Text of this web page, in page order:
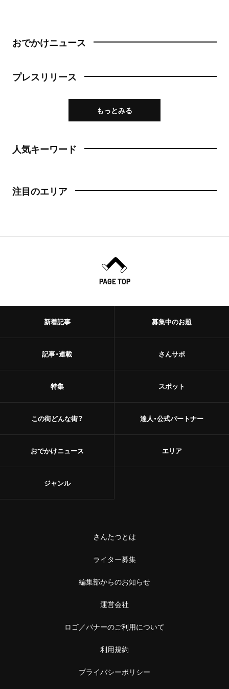
おでかけニュース
プレスリリース
もっとみる
人気キーワード
注目のエリア
PAGE TOP
新着記事
記事・連載
特集
この街どんな街？
おでかけニュース
募集中のお題
さんサポ
スポット
達人・公式パートナー
エリア
ジャンル
さんたつとは
ライター募集
編集部からのお知らせ
運営会社
ロゴ／バナーのご利用について
利用規約
プライバシーポリシー